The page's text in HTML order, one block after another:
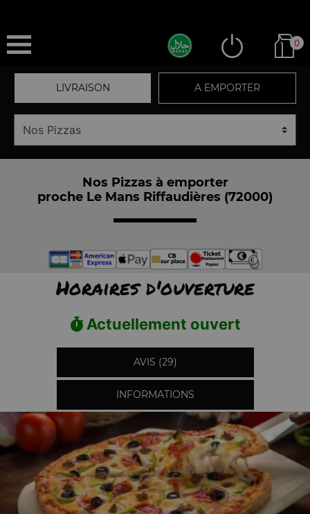
0
LIVRAISON A EMPORTER
Nos Pizzas à emporter
proche Le Mans Riffaudières (72000)
Horaires d'ouverture
Actuellement ouvert
AVIS (29)
INFORMATIONS